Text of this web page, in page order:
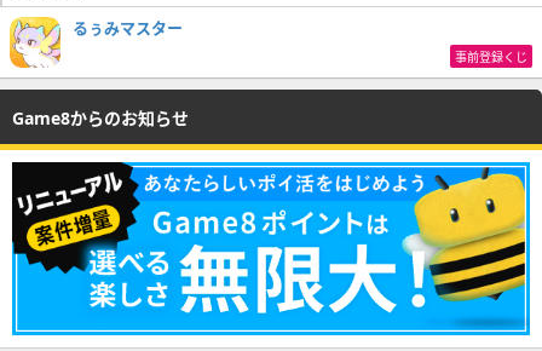
るぅみマスター
事前登録くじ
Game8からのお知らせ